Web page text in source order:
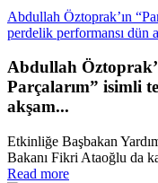
Abdullah Öztoprak’ın
perdelik performansı dün
Abdullah
Parçalarım” isimli
akşam...
Etkinliğe Başbakan
Bakanı Fikri Ataoğlu da
Read more